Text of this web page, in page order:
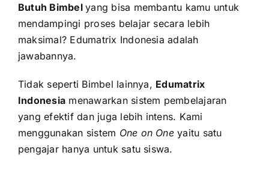
Butuh Bimbelyang bisa membantu kamu untuk
mendampingi proses belajar secara lebih
maksimal? Edumatrix Indonesia adalah
jawabannya.
Tidak seperti Bimbel lainnya, Edumatrix
Indonesia menawarkan sistem pembelajaran
yang efektif dan juga lebih intens. Kami
menggunakan sistem One on Oneyaitu satu
pengajar hanya untuk satu siswa.